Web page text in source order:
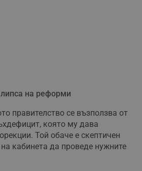
на реформи
правителство се възползва от
която му дава
Той обаче е скептичен
кабинета да проведе нужните